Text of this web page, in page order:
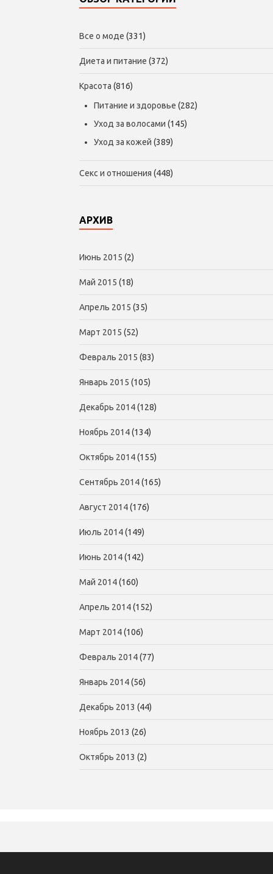
Все о моде (331)
Диета и питание (372)
Красота (816)
Питание и здоровье (282)
Уход за волосами (145)
Уход за кожей (389)
Секс и отношения (448)
АРХИВ
Июнь 2015 (2)
Май 2015 (18)
Апрель 2015 (35)
Март 2015 (52)
Февраль 2015 (83)
Январь 2015 (105)
Декабрь 2014(128)
Ноябрь 2014(134)
Октябрь 2014(155)
Сентябрь 2014(165)
Август 2014(176)
Июль 2014(149)
Июнь 2014(142)
Май 2014(160)
Апрель 2014(152)
Март 2014(106)
Февраль 2014(77)
Январь 2014(56)
Декабрь 2013 (44)
Ноябрь 2013 (26)
Октябрь 2013 (2)